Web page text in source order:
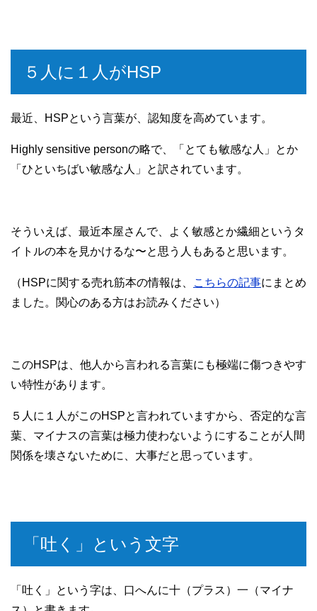
５人に１人がHSP
最近、HSPという言葉が、認知度を高めています。
Highly sensitive personの略で、「とても敏感な人」とか
「ひといちばい敏感な人」と訳されています。
そういえば、最近本屋さんで、よく敏感とか繊細というタ
イトルの本を見かけるな〜と思う人もあると思います。
（HSPに関する売れ筋本の情報は、 こちらの記事にまとめ
ました。関心のある方はお読みください）
このHSPは、他人から言われる言葉にも極端に傷つきやす
い特性があります。
５人に１人がこのHSPと言われていますから、否定的な言
葉、マイナスの言葉は極力使わないようにすることが人間
関係を壊さないために、大事だと思っています。
「吐く」という文字
「吐く」という字は、口へんに十（プラス）一（マイナ